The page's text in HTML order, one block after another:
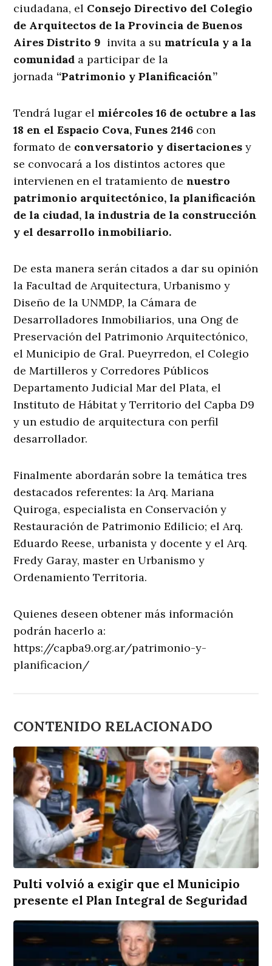
ciudadana, el Consejo Directivo del Colegio
de Arquitectos de la Provincia de Buenos
Aires Distrito 9 invita a su matrícula y a la
comunidad a participar de la
jornada “Patrimonio y Planificación”
Tendrá lugar el miércoles 16 de octubre a las
18 en el Espacio Cova, Funes 2146 con
formato de conversatorio y disertaciones y
se convocará a los distintos actores que
intervienen en el tratamiento denuestro
patrimonio arquitectónico, la planificación
de la ciudad, la industria de la construcción
y el desarrollo inmobiliario.
De esta manera serán citados a dar su opinión
la Facultad de Arquitectura, Urbanismo y
Diseño de la UNMDP, la Cámara de
Desarrolladores Inmobiliarios, una Ong de
Preservación del Patrimonio Arquitectónico,
el Municipio de Gral. Pueyrredon, el Colegio
de Martilleros y Corredores Públicos
Departamento Judicial Mar del Plata, el
Instituto de Hábitat y Territorio del Capba D9
y un estudio de arquitectura con perfil
desarrollador.
Finalmente abordarán sobre la temática tres
destacados referentes: la Arq. Mariana
Quiroga, especialista en Conservación y
Restauración de Patrimonio Edilicio; el Arq.
Eduardo Reese, urbanista y docente y el Arq.
Fredy Garay, master en Urbanismo y
Ordenamiento Territoria.
Quienes deseen obtener más información
podrán hacerlo a:
https://capba9.org.ar/patrimonio-y-
planificacion/
CONTENIDO RELACIONADO
Pulti volvió a exigir que el Municipio
presente el Plan Integral de Seguridad